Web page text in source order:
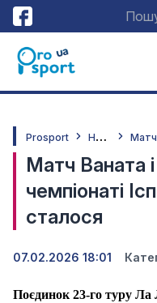
Prosport Н
овини
Матч Ваната
чемпіонаті
сталося
07.02.2026 18:01
Поєдинок 23-го туру